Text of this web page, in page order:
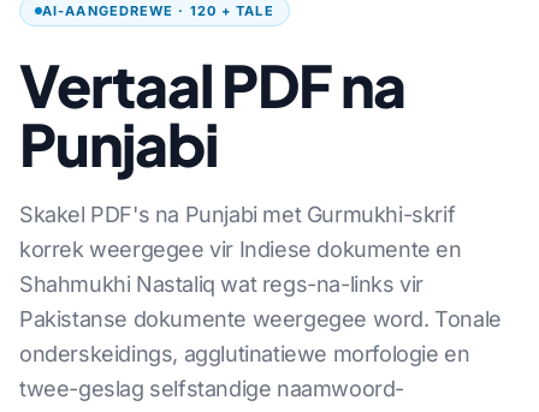
AI-AANGEDREWE · 120 + TALE
Vertaal PDF na
Punjabi
Skakel PDF's na Punjabi met Gurmukhi-skrif
korrek weergegee vir Indiese dokumente en
Shahmukhi Nastaliq wat regs-na-links vir
Pakistanse dokumente weergegee word. Tonale
onderskeidings, agglutinatiewe morfologie en
twee-geslag selfstandige naamwoord-